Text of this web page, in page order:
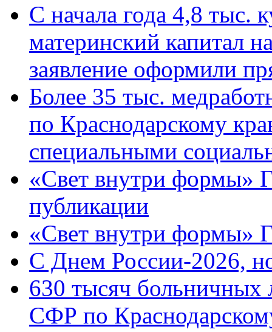
С начала года 4,8 тыс.
материнский капитал
заявление оформили
Более 35 тыс.
по Краснодарскому
специальными
«Свет внутри формы»
публикации
«Свет внутри формы»
C Днем России-2026,
630 тысяч больничных
СФР по